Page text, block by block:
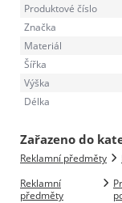
Produktové číslo
Značka
Materiál
Šířka
Výška
Délka
Zařazeno do
Reklamní předměty
Reklamní
předměty